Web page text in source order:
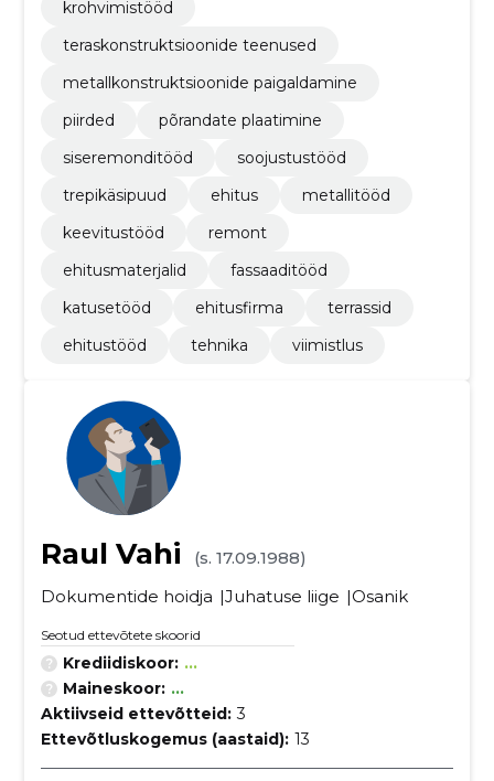
krohvimistööd
teraskonstruktsioonide teenused
metallkonstruktsioonide paigaldamine
piirded
põrandate plaatimine
siseremonditööd
soojustustööd
trepikäsipuud
ehitus
metallitööd
keevitustööd
remont
ehitusmaterjalid
fassaaditööd
katusetööd
ehitusfirma
terrassid
ehitustööd
tehnika viimistlus
Raul Vahi
(s. 17.09.1988)
Dokumentide hoidja
Juhatuse liige Osanik
Seotud ettevõtete skoorid
Krediidiskoor: ...
Maineskoor: ...
Aktiivseid ettevõtteid: 3
Ettevõtluskogemus (aastaid): 13